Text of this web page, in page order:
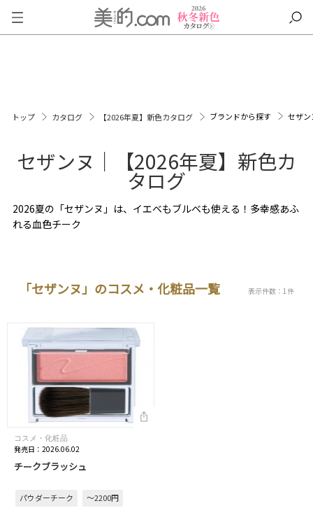
トップ カタログ 【2026年夏】新色カタログ ブランドから探す セザン
セザンヌ｜【2026年夏】新色カ
タログ
2026夏の「セザンヌ」は、イエベもブルベも使える！多幸感あふ
れる血色チーク
「セザンヌ」のコスメ・化粧品一覧 表示件数：1件
コスメ・化粧品
発売日：2026.06.02
チークブラッシュ
パウダーチーク ～2200円